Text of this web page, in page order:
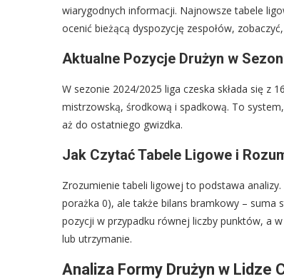
wiarygodnych informacji. Najnowsze tabele
ocenić bieżącą dyspozycję zespołów,
Aktualne Pozycje Drużyn w
W sezonie 2024/2025 liga czeska składa się z
mistrzowską, środkową i spadkową. To
aż do ostatniego gwizdka.
Jak Czytać Tabele Ligowe i
Zrozumienie tabeli ligowej to podstawa
porażka 0), ale także bilans bramkowy – suma
pozycji w przypadku równej liczby punktów, a
lub utrzymanie.
Analiza Formy Drużyn w Lidze